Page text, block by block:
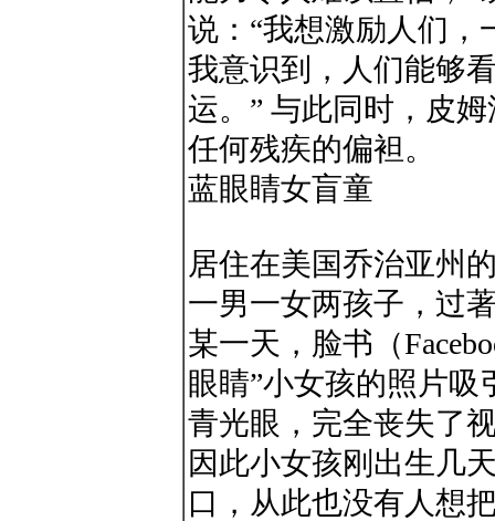
说：“我想激励人们，
我意识到，人们能够
运。” 与此同时，皮
任何残疾的偏袒。
蓝眼睛女盲童
居住在美国乔治亚州
一男一女两孩子，过
某一天，脸书（
眼睛”小女孩的照片
青光眼，完全丧失了
因此小女孩刚出生几
口，从此也没有人想